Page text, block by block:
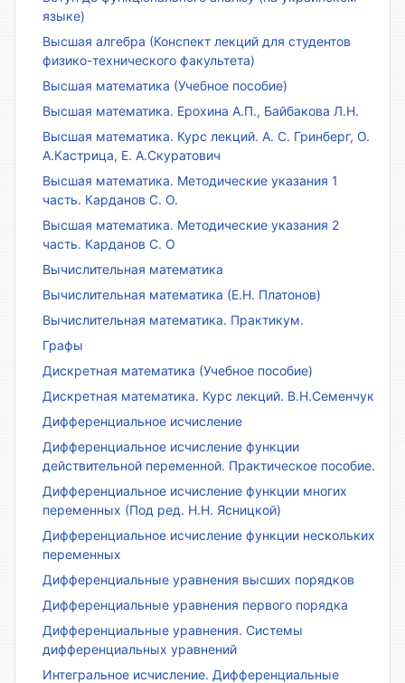
языке)
Высшая алгебра (Конспект лекций для студентов
физико-технического факультета)
Высшая математика (Учебное пособие)
Высшая математика. Ерохина А.П., Байбакова Л.Н.
Высшая математика. Курс лекций. А. С. Гринберг, О.
А.Кастрица, Е. А.Скуратович
Высшая математика. Методические указания 1
часть. Карданов С. О.
Высшая математика. Методические указания 2
часть. Карданов С. О
Вычислительная математика
Вычислительная математика (Е.Н. Платонов)
Вычислительная математика. Практикум.
Графы
Дискретная математика (Учебное пособие)
Дискретная математика. Курс лекций. В.Н.Семенчук
Дифференциальное исчисление
Дифференциальное исчисление функции
действительной переменной. Практическое пособие.
Дифференциальное исчисление функции многих
переменных (Под ред. Н.Н. Ясницкой)
Дифференциальное исчисление функции нескольких
переменных
Дифференциальные уравнения высших порядков
Дифференциальные уравнения первого порядка
Дифференциальные уравнения. Системы
дифференциальных уравнений
Интегральное исчисление. Дифференциальные